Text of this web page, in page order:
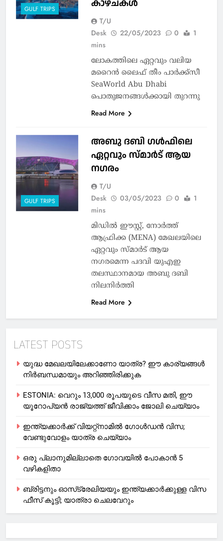
GULF TRIPS
കാഴ്ചകൾ
T/U
Desk
22/05/2023 0
1
mins
ലോകത്തിലെ ഏറ്റവും വലിയ
മറൈൻ ലൈഫ് തീം പാർക്ക്സീ
SeaWorld Abu Dhabi
പൊതുജനങ്ങൾക്കായി തുറന്നു
Read More
GULF TRIPS
അബു ദബി ഗൾഫിലെ
ഏറ്റവും സ്മാര്‍ട് ആയ
നഗരം
T/U
Desk
03/05/2023 0
1
mins
മിഡില്‍ ഈസ്റ്റ്, നോര്‍ത്ത്
ആഫ്രിക്ക (MENA) മേഖലയിലെ
ഏറ്റവും സ്മാര്‍ട് ആയ
നഗരമെന്ന പദവി യുഎഇ
തലസ്ഥാനമായ അബു ദബി
നിലനിര്‍ത്തി
Read More
LATEST POSTS
യുദ്ധ മേഖലയിലേക്കാണോ യാത്ര? ഈ കാര്യങ്ങള്‍
നിര്‍ബന്ധമായും അറിഞ്ഞിരിക്കുക
ESTONIA: വെറും 13,000 രൂപയുടെ വീസ മതി, ഈ
യൂറോപ്യന്‍ രാജ്യത്ത് ജീവിക്കാം ജോലി ചെയ്യാം
ഇന്ത്യക്കാർക്ക് വിയറ്റ്‌നാമില്‍ ഗോള്‍ഡന്‍ വിസ;
വേണ്ടുവോളം യാത്ര ചെയ്യാം
ഒരു പ്ലാനുമില്ലാതെ ഗോവയില്‍ പോകാൻ 5
വഴികളിതാ
ബ്രിട്ടനും ഓസ്‌ട്രേലിയയും ഇന്ത്യക്കാര്‍ക്കുള്ള വിസ
ഫീസ് കൂട്ടി; യാത്രാ ചെലവേറും